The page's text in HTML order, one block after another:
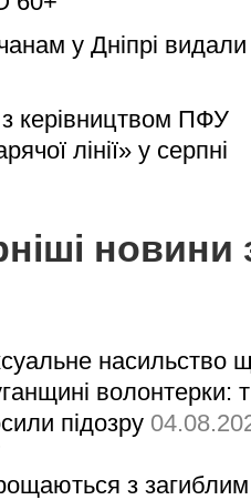
у Дніпрі видали
керівництвом ПФУ
лінії» у серпні
новини
насильство
волонтерки:
підозру
з загиблим